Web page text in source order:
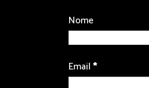
Nome
Email*